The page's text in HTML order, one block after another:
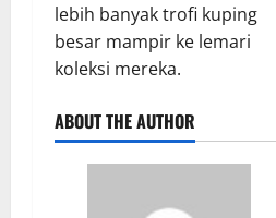
lebih banyak trofi kuping
besar mampir ke lemari
koleksi mereka.
ABOUT THE AUTHOR